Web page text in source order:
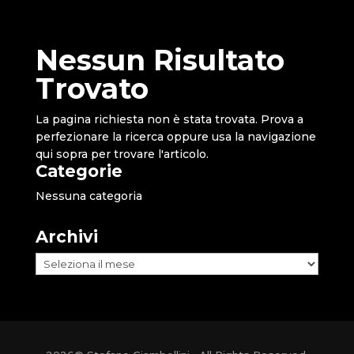
Nessun Risultato
Trovato
La pagina richiesta non è stata trovata. Prova a
perfezionare la ricerca oppure usa la navigazione
qui sopra per trovare l'articolo.
Categorie
Nessuna categoria
Archivi
Archivi